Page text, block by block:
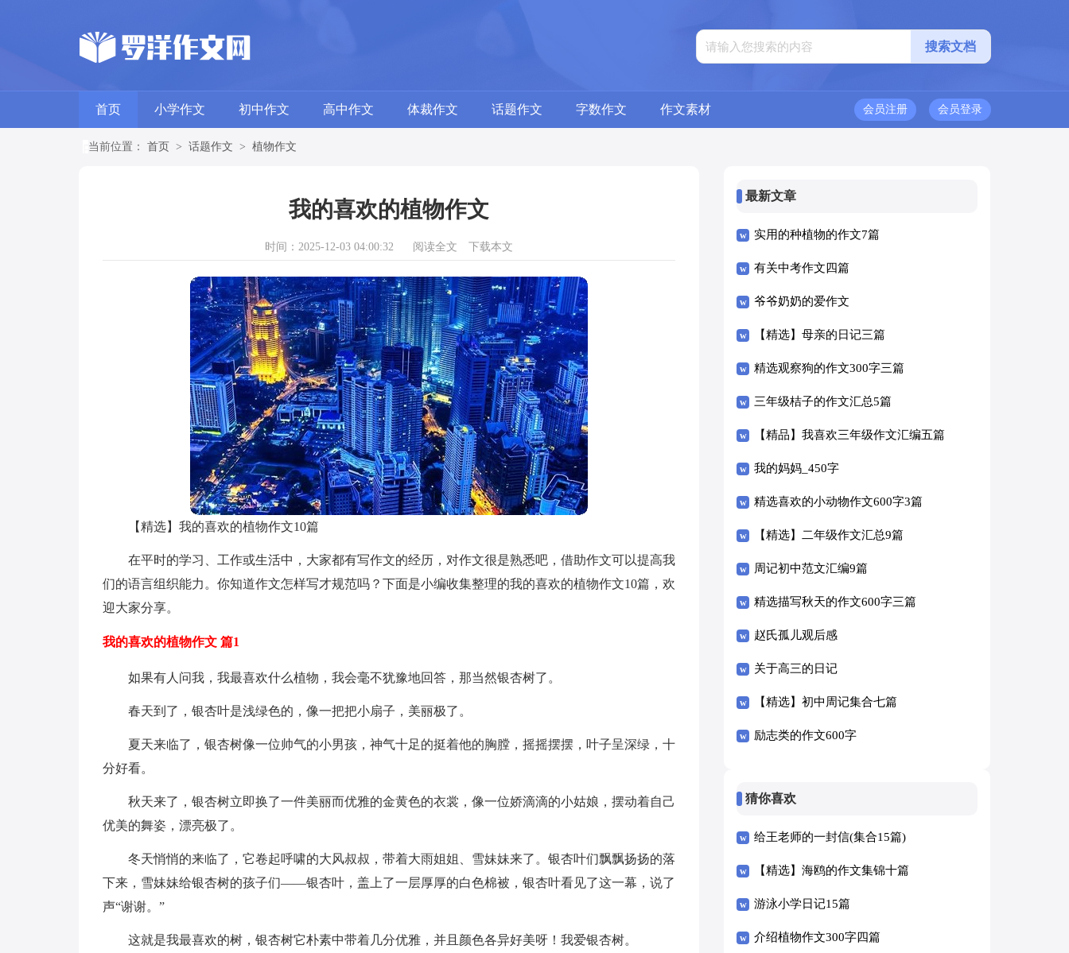
首页 小学作文 初中作文 高中作文 体裁作文 话题作文 字数作文 作文素材 会员登录
会员注册
当前位置： 首页 > 话题作文 > 植物作文
我的喜欢的植物作文
时间：2025-12-03 04:00:32 阅读全文 下载本文
【精选】我的喜欢的植物作文10篇
在平时的学习、工作或生活中，大家都有写作文的经历，对作文很是熟悉吧，借助作文可以提高我
们的语言组织能力。你知道作文怎样写才规范吗？下面是小编收集整理的我的喜欢的植物作文10篇，欢
迎大家分享。
我的喜欢的植物作文 篇1
如果有人问我，我最喜欢什么植物，我会毫不犹豫地回答，那当然银杏树了。
春天到了，银杏叶是浅绿色的，像一把把小扇子，美丽极了。
夏天来临了，银杏树像一位帅气的小男孩，神气十足的挺着他的胸膛，摇摇摆摆，叶子呈深绿，十
分好看。
秋天来了，银杏树立即换了一件美丽而优雅的金黄色的衣裳，像一位娇滴滴的小姑娘，摆动着自己
优美的舞姿，漂亮极了。
冬天悄悄的来临了，它卷起呼啸的大风叔叔，带着大雨姐姐、雪妹妹来了。银杏叶们飘飘扬扬的落
下来，雪妹妹给银杏树的孩子们——银杏叶，盖上了一层厚厚的白色棉被，银杏叶看见了这一幕，说了
声“谢谢。”
这就是我最喜欢的树，银杏树它朴素中带着几分优雅，并且颜色各异好美呀！我爱银杏树。
最新文章
实用的种植物的作文7篇
有关中考作文四篇
爷爷奶奶的爱作文
【精选】母亲的日记三篇
精选观察狗的作文300字三篇
三年级桔子的作文汇总5篇
【精品】我喜欢三年级作文汇编五篇
我的妈妈_450字
精选喜欢的小动物作文600字3篇
【精选】二年级作文汇总9篇
周记初中范文汇编9篇
精选描写秋天的作文600字三篇
赵氏孤儿观后感
关于高三的日记
【精选】初中周记集合七篇
励志类的作文600字
猜你喜欢
给王老师的一封信(集合15篇)
【精选】海鸥的作文集锦十篇
游泳小学日记15篇
介绍植物作文300字四篇